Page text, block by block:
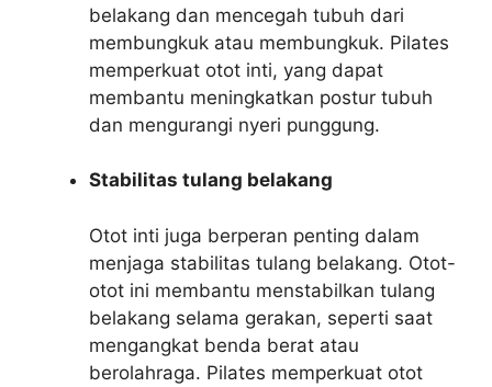
belakang dan mencegah tubuh dari
membungkuk atau membungkuk. Pilates
memperkuat otot inti, yang dapat
membantu meningkatkan postur tubuh
dan mengurangi nyeri punggung.
Stabilitas tulang belakang
Otot inti juga berperan penting dalam
menjaga stabilitas tulang belakang. Otot-
otot ini membantu menstabilkan tulang
belakang selama gerakan, seperti saat
mengangkat benda berat atau
berolahraga. Pilates memperkuat otot